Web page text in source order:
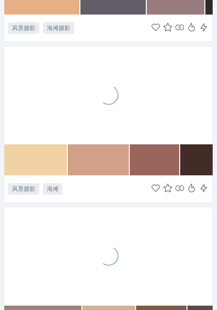
风景摄影 海滩摄影
风景摄影 海滩